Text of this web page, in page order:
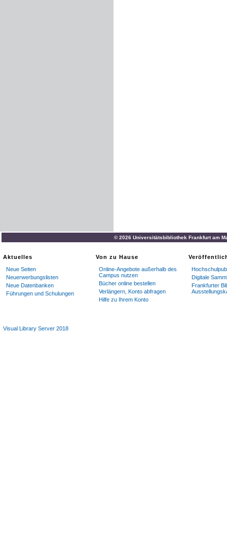
© 2026 Universitätsbibliothek Frankfurt am
Aktuelles
Neue Seiten
Neuerwerbungslisten
Neue Datenbanken
Führungen und Schulungen
Von zu Hause
Online-Angebote außerhalb des
Campus nutzen
Bücher online bestellen
Verlängern, Konto abfragen
Hilfe zu Ihrem Konto
Digitale
Frankfurter
Visual Library Server 2018